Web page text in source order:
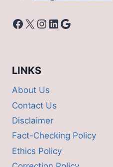
Facebook
X Instagram
LinkedIn
Google
LINKS
About Us
Contact Us
Disclaimer
Fact-Checking Policy
Ethics Policy